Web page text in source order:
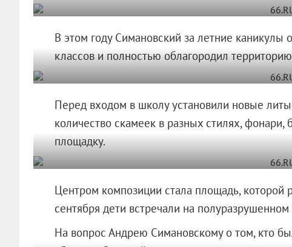
В этом году Симановский за летние каникулы
классов и полностью облагородил
Перед входом в школу установили новые
количество скамеек в разных стилях, фонари,
площадку.
Центром композиции стала площадь,
сентября дети встречали на полуразрушенном
На вопрос Андрею Симановскому о том, кто